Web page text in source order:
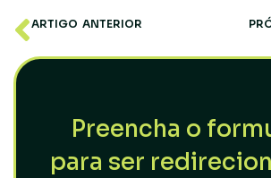
ARTIGO ANTERIOR
Preencha o
para ser